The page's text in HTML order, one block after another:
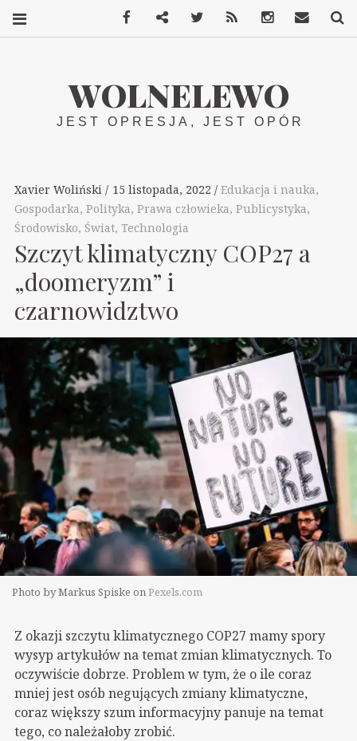
WOLNELEWO
JEST OPRESJA, JEST OPÓR
Xavier Woliński 15 listopada, 2022 Edukacja i nauka,
Gospodarka, Polityka, Prawa człowieka, Publicystyka,
Środowisko, Świat, Technologia
Szczyt klimatyczny COP27 a
„doomeryzm” i
czarnowidztwo
Photo by Markus Spiske onPexels.com
Z okazji szczytu klimatycznego COP27 mamy spory
wysyp artykułów na temat zmian klimatycznych. To
oczywiście dobrze. Problem w tym, że o ile coraz
mniej jest osób negujących zmiany klimatyczne,
coraz większy szum informacyjny panuje na temat
tego, co należałoby zrobić.
FacebookMastodonTwitter InstagramKontakt